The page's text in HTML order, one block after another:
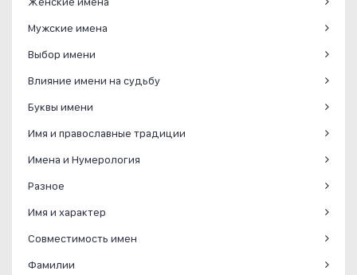
Мужские имена
Выбор имени
Влияние имени на судьбу
Буквы имени
Имя и православные традиции
Имена и Нумерология
Разное
Имя и характер
Совместимость имен
Фамилии